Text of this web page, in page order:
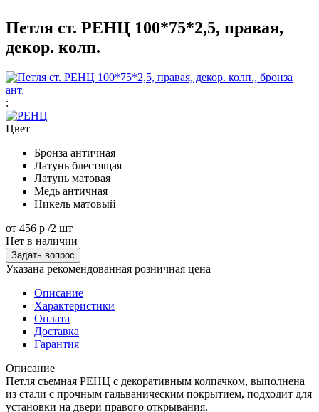
Петля ст. РЕНЦ 100*75*2,5, правая,
декор. колп.
:
Цвет
Бронза античная
Латунь блестящая
Латунь матовая
Медь античная
Никель матовый
от 456 р /2 шт
Нет в наличии
Задать вопрос
Указана рекомендованная розничная цена
Описание
Характеристики
Оплата
Доставка
Гарантия
Описание
Петля съемная РЕНЦ с декоративным колпачком, выполнена
из стали с прочным гальваническим покрытием, подходит для
установки на двери правого открывания.